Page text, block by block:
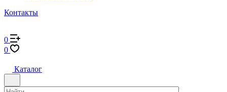
Контакты
0
0
Каталог